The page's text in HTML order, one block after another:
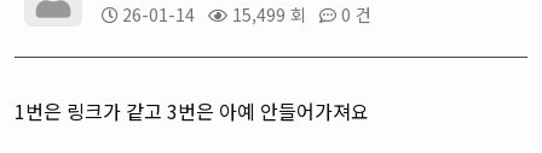
26-01-14 15,499 회 0 건
1번은 링크가 같고 3번은 아예 안들어가져요